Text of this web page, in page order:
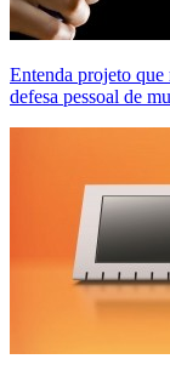
Entenda projeto que
defesa pessoal de